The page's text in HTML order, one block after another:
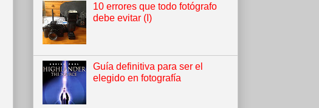
10 errores que todo fotógrafo
debe evitar (I)
Guía definitiva para ser el
elegido en fotografía